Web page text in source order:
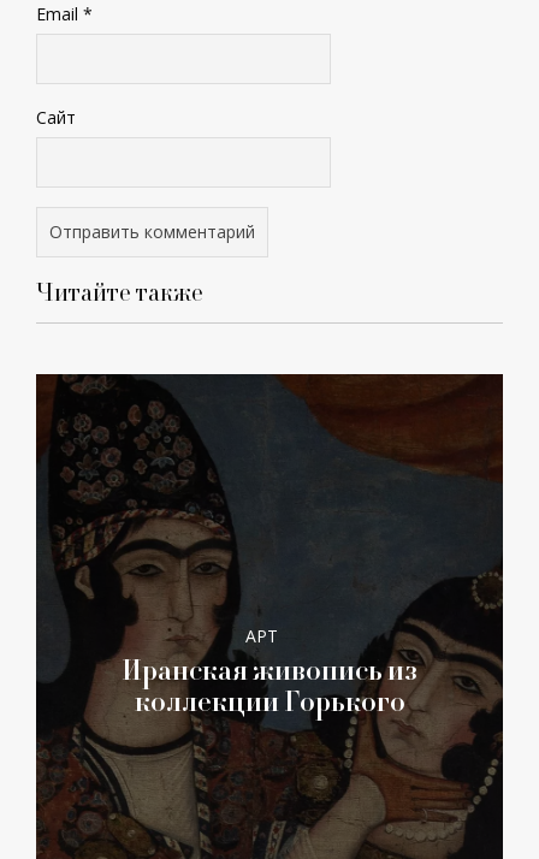
Email *
Сайт
Читайте также
АРТ
Иранская живопись из
коллекции Горького